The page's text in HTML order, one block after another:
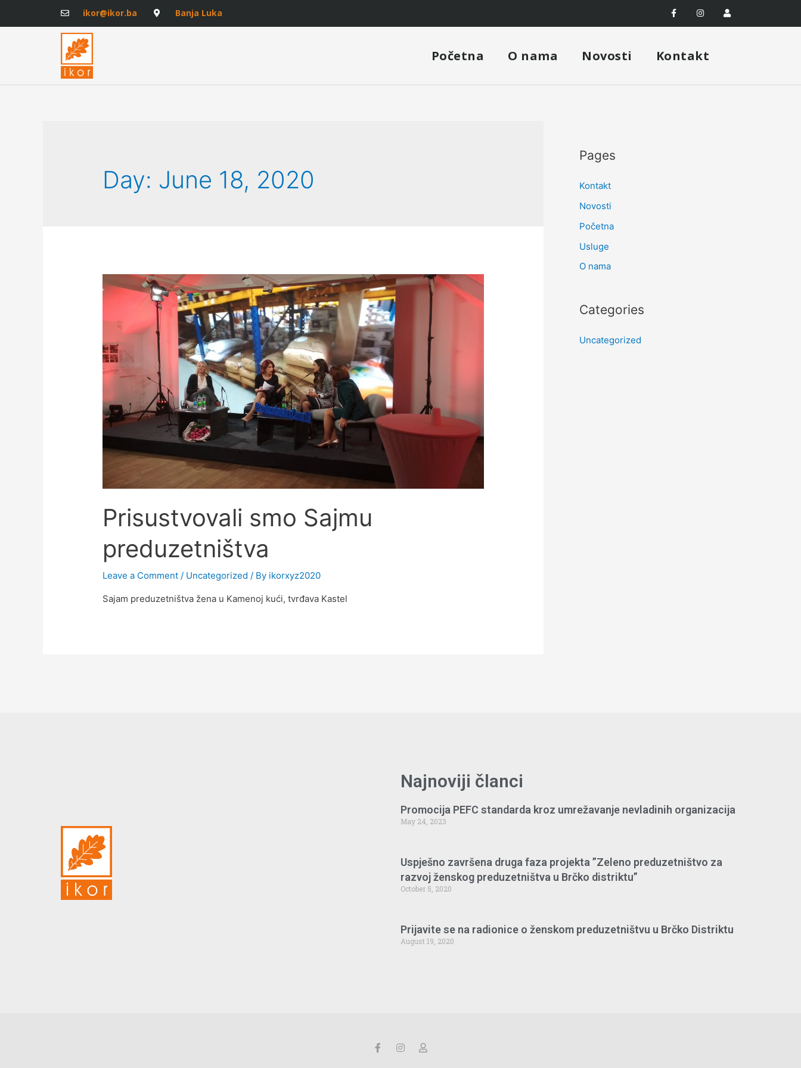
ikor@ikor.ba Banja Luka
Početna O nama Novosti Kontakt
Day: June 18, 2020
Prisustvovali smo Sajmu
preduzetništva
Leave a Comment / Uncategorized / By ikorxyz2020
Sajam preduzetništva žena u Kamenoj kući, tvrđava Kastel
Pages
Kontakt
Novosti
Početna
Usluge
O nama
Categories
Uncategorized
Najnoviji članci
Promocija PEFC standarda kroz umrežavanje nevladinih organizacija
May 24, 2023
Uspješno završena druga faza projekta ”Zeleno preduzetništvo za
razvoj ženskog preduzetništva u Brčko distriktu”
October 5, 2020
Prijavite se na radionice o ženskom preduzetništvu u Brčko Distriktu
August 19, 2020